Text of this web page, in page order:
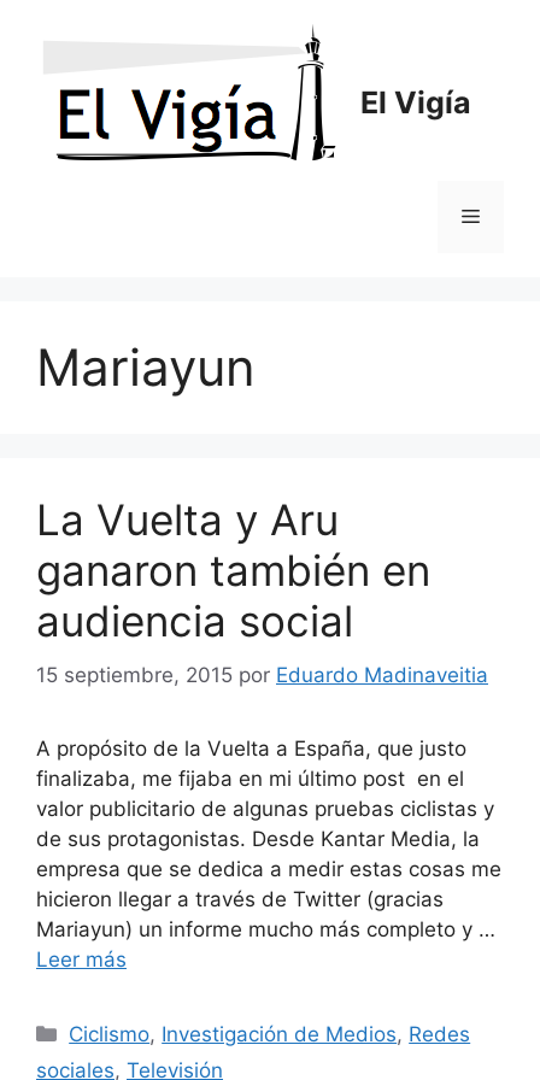
El Vigía
Menú
Mariayun
La Vuelta y Aru
ganaron también en
audiencia social
15 septiembre, 2015 por Eduardo Madinaveitia
A propósito de la Vuelta a España, que justo
finalizaba, me fijaba en mi último post en el
valor publicitario de algunas pruebas ciclistas y
de sus protagonistas. Desde Kantar Media, la
empresa que se dedica a medir estas cosas me
hicieron llegar a través de Twitter (gracias
Mariayun) un informe mucho más completo y …
Leer más
Categorías
Ciclismo, Investigación de Medios, Redes
sociales, Televisión